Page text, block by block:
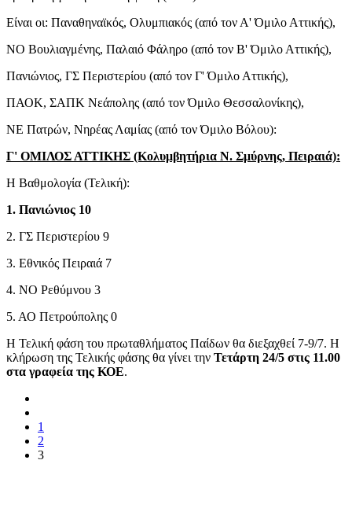
Είναι οι: Παναθηναϊκός, Ολυμπιακός (από τον Α' Όμιλο Αττικής),
ΝΟ Βουλιαγμένης, Παλαιό Φάληρο (από τον Β' Όμιλο Αττικής),
Πανιώνιος, ΓΣ Περιστερίου (από τον Γ' Όμιλο Αττικής),
ΠΑΟΚ, ΣΑΠΚ Νεάπολης (από τον Όμιλο Θεσσαλονίκης),
ΝΕ Πατρών, Νηρέας Λαμίας (από τον Όμιλο Βόλου):
Γ' ΟΜΙΛΟΣ ΑΤΤΙΚΗΣ (Κολυμβητήρια Ν. Σμύρνης, Πειραιά):
Η Βαθμολογία (Τελική):
1. Πανιώνιος 10
2. ΓΣ Περιστερίου 9
3. Εθνικός Πειραιά 7
4. ΝΟ Ρεθύμνου 3
5. ΑΟ Πετρούπολης 0
Η Τελική φάση του πρωταθλήματος Παίδων θα διεξαχθεί 7-9/7. Η
κλήρωση της Τελικής φάσης θα γίνει την Τετάρτη 24/5 στις 11.00
στα γραφεία της ΚΟΕ.
1
2
3